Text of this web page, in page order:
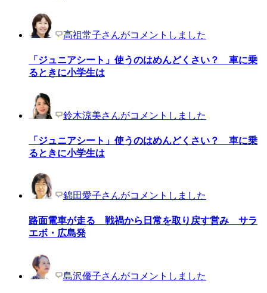
高祖常子さんがコメントしました
「ジュニアシート」使うのはめんどくさい？ 車に乗
るときに小学生は
鈴木涼美さんがコメントしました
「ジュニアシート」使うのはめんどくさい？ 車に乗
るときに小学生は
錦田愛子さんがコメントしました
路面電車が走る 戦禍から日常を取り戻す営み サラ
エボ・広島発
島沢優子さんがコメントしました